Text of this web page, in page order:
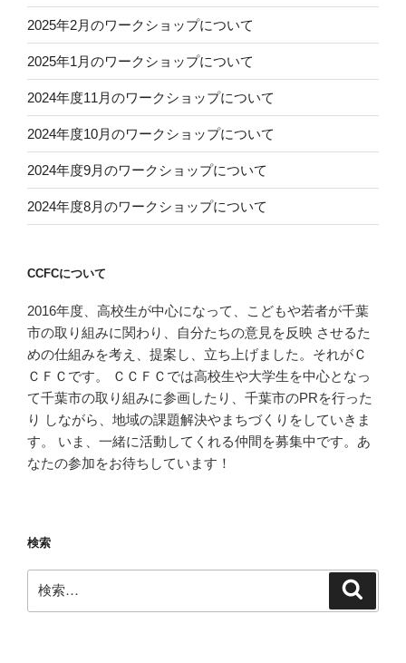
2025年2月のワークショップについて
2025年1月のワークショップについて
2024年度11月のワークショップについて
2024年度10月のワークショップについて
2024年度9月のワークショップについて
2024年度8月のワークショップについて
CCFCについて
2016年度、高校生が中心になって、こどもや若者が千葉
市の取り組みに関わり、自分たちの意見を反映 させるた
めの仕組みを考え、提案し、立ち上げました。それがＣ
ＣＦＣです。 ＣＣＦＣでは高校生や大学生を中心となっ
て千葉市の取り組みに参画したり、千葉市のPRを行った
り しながら、地域の課題解決やまちづくりをしていきま
す。 いま、一緒に活動してくれる仲間を募集中です。あ
なたの参加をお待ちしています！
検索
索: